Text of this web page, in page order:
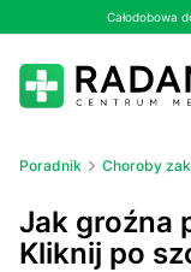
Całodobowa
Poradnik Choroby
Jak groźna
Kliknij po